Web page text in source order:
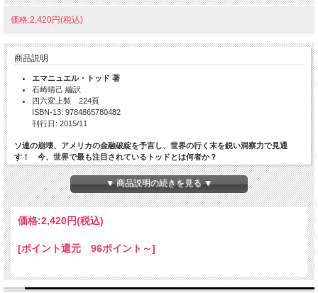
価格:2,420円(税込)
商品説明
エマニュエル・トッド 著
石崎晴己 編訳
四六変上製 224頁
ISBN-13: 9784865780482
刊行日: 2015/11
ソ連の崩壊、アメリカの金融破綻を予言し、世界の行く末を鋭い洞察力で見通
す！ 今、世界で最も注目されているトッドとは何者か？
国・地域ごとの家族システムの違いや人口動態に着目し、アラブの春、移民・難民
問題など数々の歴史的変化を予言してきた歴史人口学者エマニュエル・トッド。そ
の学問的背景や、日本とのかかわりをトッド自身が語る。今世界で最も注目される
目次
〈日本の読者へ〉私を形成したもの――フランス、英米圏、そして日本エマニ
▼ 商品説明の続きを見る ▼
価格:2,420円(税込)
[ポイント還元 96ポイント～]